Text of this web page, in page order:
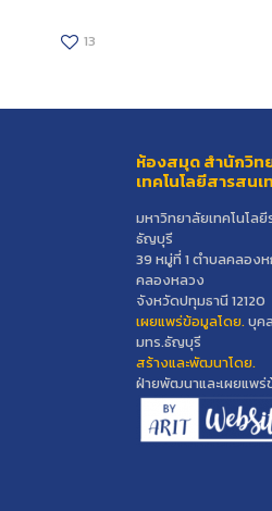
13
ห้องสมุด สำนักวิท
เทคโนโลยีสารสนเ
มหาวิทยาลัยเทคโนโล
ธัญบุรี
39 หมู่ที่ 1 ตำบลคลองห
คลองหลวง
จังหวัดปทุมธานี 12120
เผยแพร่ข้อมูลโดย.บุค
มทร.ธัญบุรี
สร้างและพัฒนาโดย.
ฝ่ายพัฒนาและเผยแพร่